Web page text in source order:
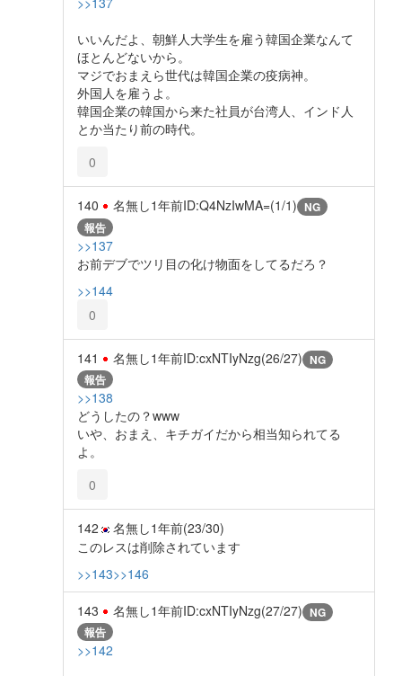
いいんだよ、朝鮮人大学生を雇う韓国企業なんて
ほとんどないから。
マジでおまえら世代は韓国企業の疫病神。
外国人を雇うよ。
韓国企業の韓国から来た社員が台湾人、インド人
とか当たり前の時代。
0
140 名無し1年前ID:Q4NzIwMA=(1/1) NG
報告
>>137
お前デブでツリ目の化け物面をしてるだろ？
>>144
0
141 名無し1年前ID:cxNTIyNzg(26/27) NG
報告
>>138
どうしたの？www
いや、おまえ、キチガイだから相当知られてる
よ。
0
142 名無し1年前(23/30)
このレスは削除されています
>>143>>146
143 名無し1年前ID:cxNTIyNzg(27/27) NG
報告
>>142